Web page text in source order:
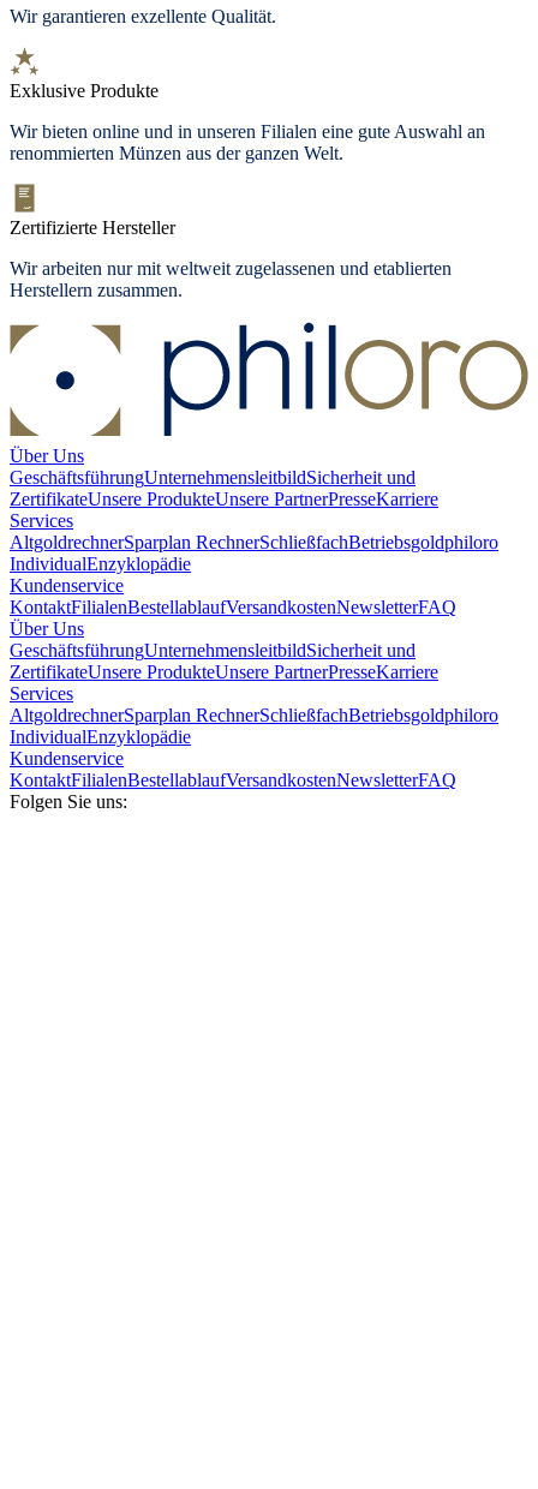
Wir garantieren exzellente Qualität.
Exklusive Produkte
Wir bieten online und in unseren Filialen eine gute Auswahl an
renommierten Münzen aus der ganzen Welt.
Zertifizierte Hersteller
Wir arbeiten nur mit weltweit zugelassenen und etablierten
Herstellern zusammen.
Über Uns
GeschäftsführungUnternehmensleitbildSicherheit und
ZertifikateUnsere ProdukteUnsere PartnerPresseKarriere
Services
AltgoldrechnerSparplan RechnerSchließfachBetriebsgoldphiloro
IndividualEnzyklopädie
Kundenservice
KontaktFilialenBestellablaufVersandkostenNewsletterFAQ
Über Uns
GeschäftsführungUnternehmensleitbildSicherheit und
ZertifikateUnsere ProdukteUnsere PartnerPresseKarriere
Services
AltgoldrechnerSparplan RechnerSchließfachBetriebsgoldphiloro
IndividualEnzyklopädie
Kundenservice
KontaktFilialenBestellablaufVersandkostenNewsletterFAQ
Folgen Sie uns: